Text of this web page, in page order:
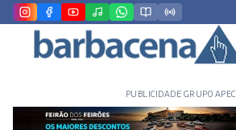
PUBLICIDADE GRUPO APEC